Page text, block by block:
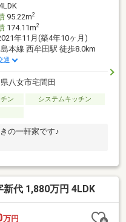
95.22m2
174.11m2
年11月(築4年10ヶ月)
本線 西牟田駅 徒歩8.0km
通
八女市宅間田
ン
システムキッチン
の一軒家です♪
代 1,880万円 4LDK
万円